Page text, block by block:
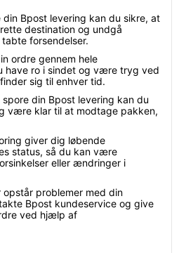
din Bpost levering kan du sikre, at
destination og undgå
forsendelser.
ordre gennem hele
have ro i sindet og være tryg ved
sig til enhver tid.
spore din Bpost levering kan du
være klar til at modtage pakken,
giver dig løbende
status, så du kan være
eller ændringer i
opstår problemer med din
Bpost kundeservice og give
ved hjælp af